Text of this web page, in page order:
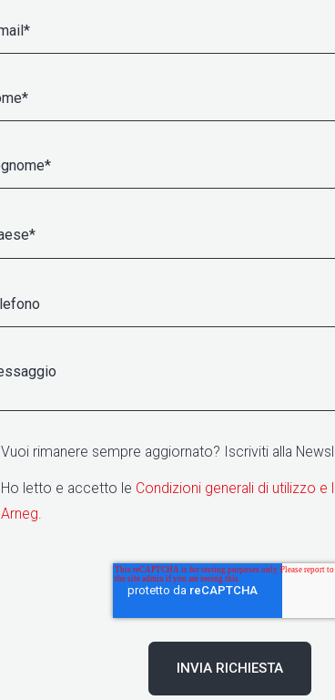
Vuoi rimanere sempre aggiornato? Iscriviti alla
Ho letto e accetto le Condizioni generali di utilizzo e
Arneg.